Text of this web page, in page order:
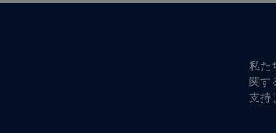
私た
関す
支持